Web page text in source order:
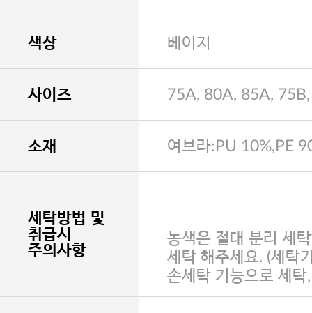
색상 베이지
사이즈 75A, 80A, 85A,
소재 여브라:PU 10%,PE
세탁방법 및
취급시
주의사항
농색은 절대 분리 세
세탁 해주세요. (세탁
손세탁 기능으로 세탁